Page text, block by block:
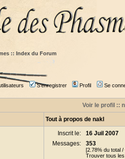
:: Index du Forum
S'enregistrer Profil Se
Voir le profil ::
Tout à propos de nakl
Inscrit le:
16 Juil 2007
Messages:
353
[2.78% du total
Trouver tous